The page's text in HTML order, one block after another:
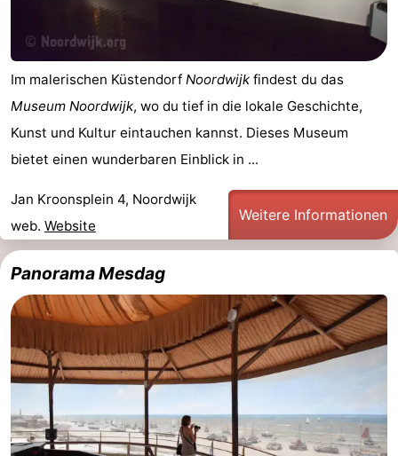
Im malerischen Küstendorf Noordwijk findest du das
Museum Noordwijk, wo du tief in die lokale Geschichte,
Kunst und Kultur eintauchen kannst. Dieses Museum
bietet einen wunderbaren Einblick in ...
Jan Kroonsplein 4, Noordwijk
web. Website
Weitere Informationen
Panorama Mesdag